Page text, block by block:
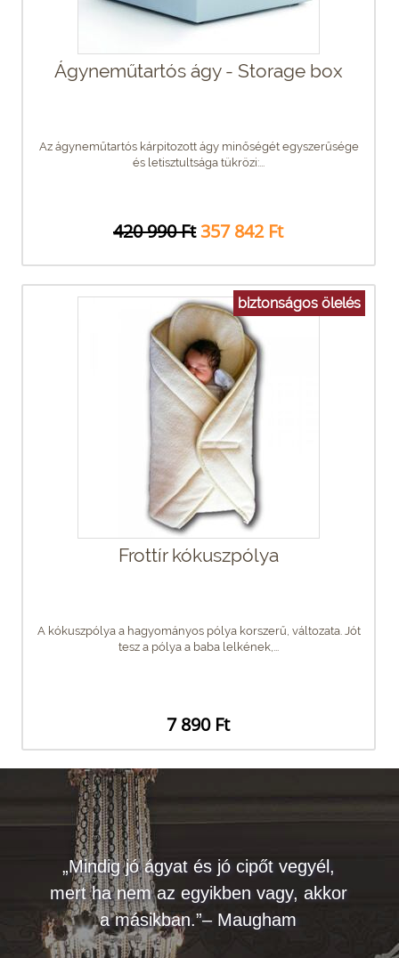
Ágyneműtartós ágy - Storage box
Az ágyneműtartós kárpitozott ágy minőségét egyszerűsége
és letisztultsága tükrözi:...
420 990 Ft 357 842 Ft
biztonságos ölelés
Frottír kókuszpólya
A kókuszpólya a hagyományos pólya korszerű, változata. Jót
tesz a pólya a baba lelkének,...
7 890 Ft
„Mindig jó ágyat és jó cipőt vegyél,
mert ha nem az egyikben vagy, akkor
a másikban.”– Maugham